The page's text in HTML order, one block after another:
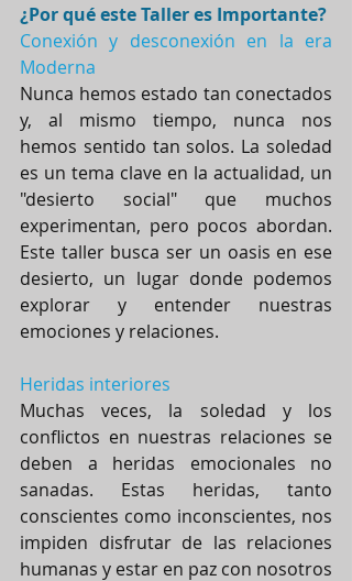
¿Por qué este Taller es Importante?
Conexión y desconexión en la era
Moderna
Nunca hemos estado tan conectados
y, al mismo tiempo, nunca nos
hemos sentido tan solos. La soledad
es un tema clave en la actualidad, un
"desierto social" que muchos
experimentan, pero pocos abordan.
Este taller busca ser un oasis en ese
desierto, un lugar donde podemos
explorar y entender nuestras
emociones y relaciones.
Heridas interiores
Muchas veces, la soledad y los
conflictos en nuestras relaciones se
deben a heridas emocionales no
sanadas. Estas heridas, tanto
conscientes como inconscientes, nos
impiden disfrutar de las relaciones
humanas y estar en paz con nosotros